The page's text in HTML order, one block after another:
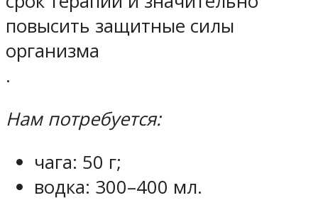
повысить защитные силы
организма
.
Нам потребуется:
чага: 50 г;
водка: 300–400 мл.